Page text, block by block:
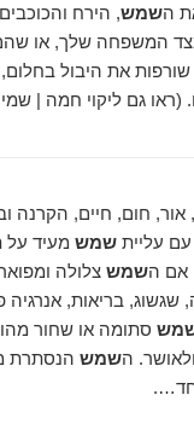
השמש, הירח
המשפחה שלך, או שהם
שורפות את היבול
(ראו גם ליקוי חמה |
חום, חיים, הקרנה
עלייתשמש מעיד על
אם השמש צלולה
בריאות, אנרגיה
סתומה או שחור
השמש הנסתרת